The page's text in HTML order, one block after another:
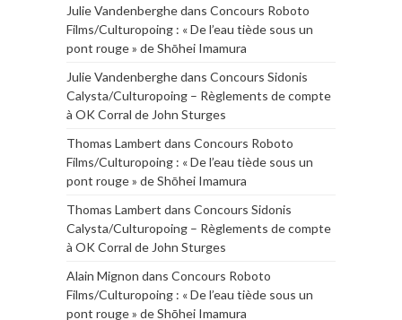
Julie Vandenberghedans Concours Roboto
Films/Culturopoing : « De l’eau tiède sous un
pont rouge » de Shōhei Imamura
Julie Vandenberghedans Concours Sidonis
Calysta/Culturopoing – Règlements de compte
à OK Corral de John Sturges
Thomas Lambert dans Concours Roboto
Films/Culturopoing : « De l’eau tiède sous un
pont rouge » de Shōhei Imamura
Thomas Lambert dans Concours Sidonis
Calysta/Culturopoing – Règlements de compte
à OK Corral de John Sturges
Alain Mignon dans Concours Roboto
Films/Culturopoing : « De l’eau tiède sous un
pont rouge » de Shōhei Imamura